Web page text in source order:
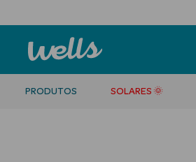
PRODUTOS SOLARES 🌞